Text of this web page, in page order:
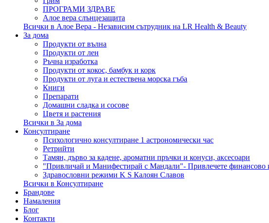
ПРОГРАМИ ЗДРАВЕ
Алое вера слънцезащита
Всички в Алое Вера - Независим сътрудник на LR Health & Beauty
За дома
Продукти от вълна
Продукти от лен
Ръчна изработка
Продукти от кокос, бамбук и корк
Продукти от луга и естествена морска гъба
Книги
Препарати
Домашни сладка и сосове
Цветя и растения
Всички в За дома
Консултиране
Психологично консултиране 1 астрономически час
Ретрийти
Тамян, дърво за кадене, ароматни пръчки и конуси, аксесоари
"Привличай и Манифестирай с Мандали"- Привлечете финансово
Здравословни режими K S Калоян Славов
Всички в Консултиране
Брандове
Намаления
Блог
Контакти